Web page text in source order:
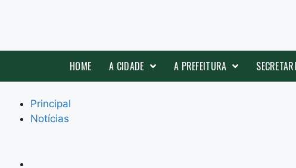
HOME A CIDADE A PREFEITURA
Principal
Notícias